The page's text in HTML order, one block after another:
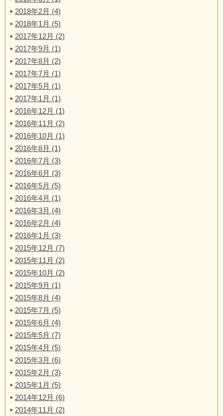
2018年2月 (4)
2018年1月 (5)
2017年12月 (2)
2017年9月 (1)
2017年8月 (2)
2017年7月 (1)
2017年5月 (1)
2017年1月 (1)
2016年12月 (1)
2016年11月 (2)
2016年10月 (1)
2016年8月 (1)
2016年7月 (3)
2016年6月 (3)
2016年5月 (5)
2016年4月 (1)
2016年3月 (4)
2016年2月 (4)
2016年1月 (3)
2015年12月 (7)
2015年11月 (2)
2015年10月 (2)
2015年9月 (1)
2015年8月 (4)
2015年7月 (5)
2015年6月 (4)
2015年5月 (7)
2015年4月 (5)
2015年3月 (6)
2015年2月 (3)
2015年1月 (5)
2014年12月 (6)
2014年11月 (2)